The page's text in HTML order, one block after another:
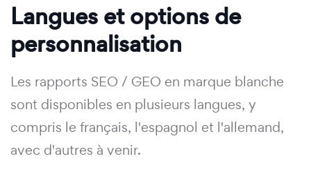
Langues et options de
personnalisation
Les rapports SEO / GEO en marque blanche
sont disponibles en plusieurs langues, y
compris le français, l'espagnol et l'allemand,
avec d'autres à venir.